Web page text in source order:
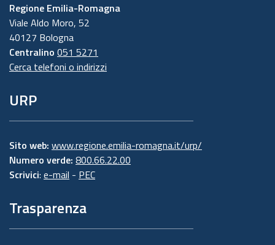
Regione Emilia-Romagna
Viale Aldo Moro, 52
40127 Bologna
Centralino 051 5271
Cerca telefoni o indirizzi
URP
Sito web: www.regione.emilia-romagna.it/urp/
Numero verde: 800.66.22.00
Scrivici: e-mail - PEC
Trasparenza